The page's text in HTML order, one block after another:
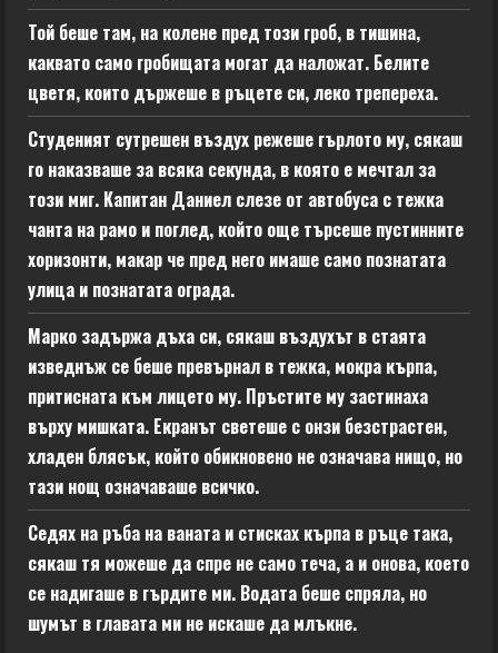
Той беше там, на колене пред този гроб, в тишина,
каквато само гробищата могат да наложат. Белите
цветя, които държеше в ръцете си, леко трепереха.
Студеният сутрешен въздух режеше гърлото му, сякаш
го наказваше за всяка секунда, в която е мечтал за
този миг. Капитан Даниел слезе от автобуса с тежка
чанта на рамо и поглед, който още търсеше пустинните
хоризонти, макар че пред него имаше само познатата
улица и познатата ограда.
Марко задържа дъха си, сякаш въздухът в стаята
изведнъж се беше превърнал в тежка, мокра кърпа,
притисната към лицето му. Пръстите му застинаха
върху мишката. Екранът светеше с онзи безстрастен,
хладен блясък, който обикновено не означава нищо, но
тази нощ означаваше всичко.
Седях на ръба на ваната и стисках кърпа в ръце така,
сякаш тя можеше да спре не само теча, а и онова, което
се надигаше в гърдите ми. Водата беше спряла, но
шумът в главата ми не искаше да млъкне.